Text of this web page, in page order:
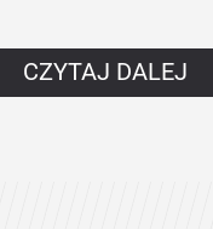
CZYTAJ DALEJ